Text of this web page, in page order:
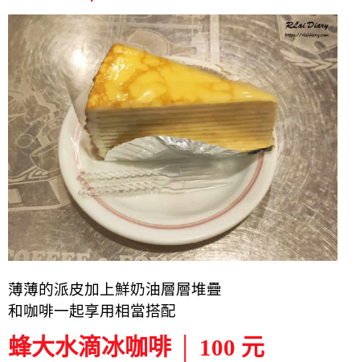
薄薄的派皮加上鮮奶油層層堆疊
和咖啡一起享用相當搭配
蜂大水滴冰咖啡 │ 100 元